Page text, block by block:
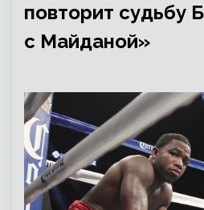
повторит судьбу
с Майданой»